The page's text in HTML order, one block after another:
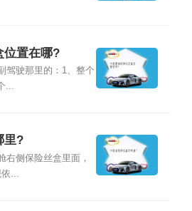
位置在哪?
驾驶那里的：1、整个
...
里?
右侧保险丝盒里面，
...